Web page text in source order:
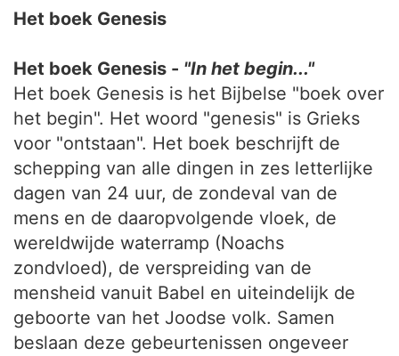
Het boek Genesis
Het boek Genesis - "In het begin..."
Het boek Genesis is het Bijbelse "boek over
het begin". Het woord "genesis" is Grieks
voor "ontstaan". Het boek beschrijft de
schepping van alle dingen in zes letterlijke
dagen van 24 uur, de zondeval van de
mens en de daaropvolgende vloek, de
wereldwijde waterramp (Noachs
zondvloed), de verspreiding van de
mensheid vanuit Babel en uiteindelijk de
geboorte van het Joodse volk. Samen
beslaan deze gebeurtenissen ongeveer